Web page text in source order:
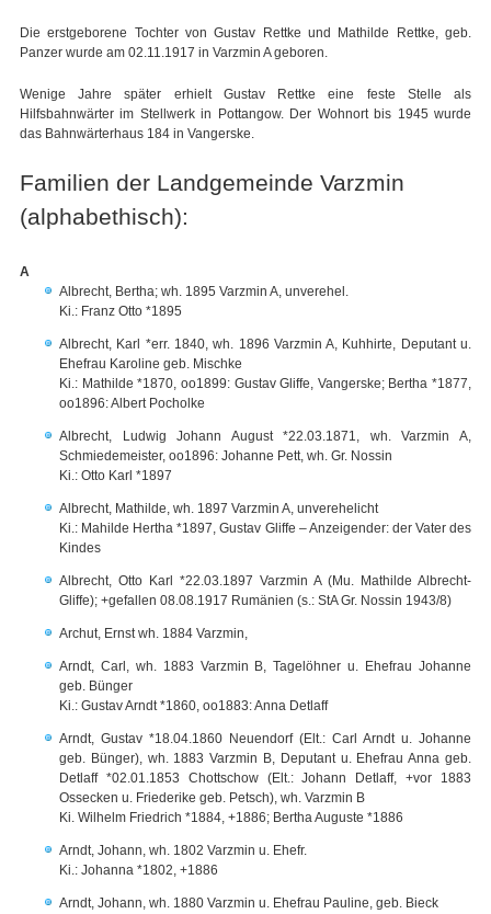
Die erstgeborene Tochter von Gustav Rettke und Mathilde Rettke, geb.
Panzer wurde am 02.11.1917 in Varzmin A geboren.
Wenige Jahre später erhielt Gustav Rettke eine feste Stelle als
Hilfsbahnwärter im Stellwerk in Pottangow. Der Wohnort bis 1945 wurde
das Bahnwärterhaus 184 in Vangerske.
Familien der Landgemeinde Varzmin
(alphabethisch):
A
Albrecht, Bertha; wh. 1895 Varzmin A, unverehel.
Ki.: Franz Otto *1895
Albrecht, Karl *err. 1840, wh. 1896 Varzmin A, Kuhhirte, Deputant u.
Ehefrau Karoline geb. Mischke
Ki.: Mathilde *1870, oo1899: Gustav Gliffe, Vangerske; Bertha *1877,
oo1896: Albert Pocholke
Albrecht, Ludwig Johann August *22.03.1871, wh. Varzmin A,
Schmiedemeister, oo1896: Johanne Pett, wh. Gr. Nossin
Ki.: Otto Karl *1897
Albrecht, Mathilde, wh. 1897 Varzmin A, unverehelicht
Ki.: Mahilde Hertha *1897, Gustav Gliffe – Anzeigender: der Vater des
Kindes
Albrecht, Otto Karl *22.03.1897 Varzmin A (Mu. Mathilde Albrecht-
Gliffe); +gefallen 08.08.1917 Rumänien (s.: StA Gr. Nossin 1943/8)
Archut, Ernst wh. 1884 Varzmin,
Arndt, Carl, wh. 1883 Varzmin B, Tagelöhner u. Ehefrau Johanne
geb. Bünger
Ki.: Gustav Arndt *1860, oo1883: Anna Detlaff
Arndt, Gustav *18.04.1860 Neuendorf (Elt.: Carl Arndt u. Johanne
geb. Bünger), wh. 1883 Varzmin B, Deputant u. Ehefrau Anna geb.
Detlaff *02.01.1853 Chottschow (Elt.: Johann Detlaff, +vor 1883
Ossecken u. Friederike geb. Petsch), wh. Varzmin B
Ki. Wilhelm Friedrich *1884, +1886; Bertha Auguste *1886
Arndt, Johann, wh. 1802 Varzmin u. Ehefr.
Ki.: Johanna *1802, +1886
Arndt, Johann, wh. 1880 Varzmin u. Ehefrau Pauline, geb. Bieck